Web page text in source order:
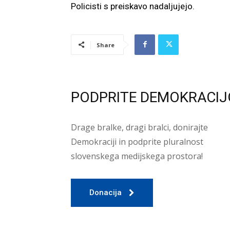
Policisti s preiskavo nadaljujejo.
Share
PODPRITE
Drage bralke, dragi bralci, donirajte
Demokraciji in podprite pluralnost
slovenskega medijskega prostora!
Donacija